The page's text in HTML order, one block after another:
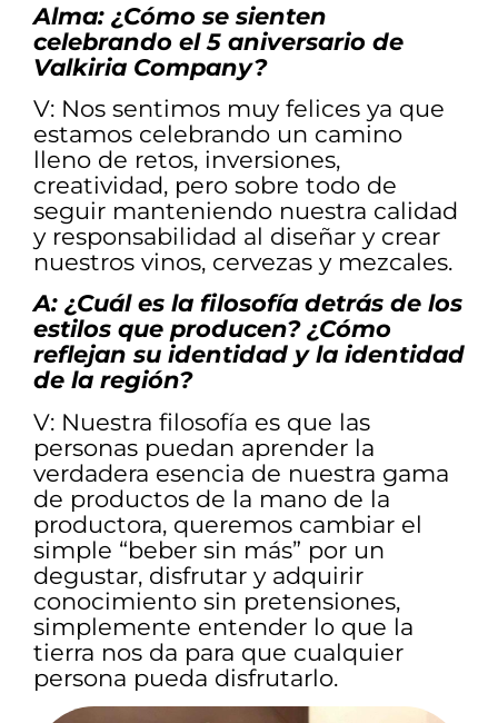
Alma: ¿Cómo se sienten
celebrando el 5 aniversario de
Valkiria Company?
V: Nos sentimos muy felices ya que
estamos celebrando un camino
lleno de retos, inversiones,
creatividad, pero sobre todo de
seguir manteniendo nuestra calidad
y responsabilidad al diseñar y crear
nuestros vinos, cervezas y mezcales.
A: ¿Cuál es la filosofía detrás de los
estilos que producen? ¿Cómo
reflejan su identidad y la identidad
de la región?
V: Nuestra filosofía es que las
personas puedan aprender la
verdadera esencia de nuestra gama
de productos de la mano de la
productora, queremos cambiar el
simple “beber sin más” por un
degustar, disfrutar y adquirir
conocimiento sin pretensiones,
simplemente entender lo que la
tierra nos da para que cualquier
persona pueda disfrutarlo.